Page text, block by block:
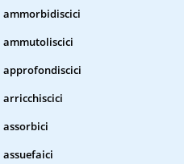
ammorbidiscici
ammutoliscici
approfondiscici
arricchiscici
assorbici
assuefaici